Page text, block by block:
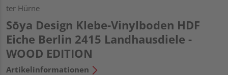
ter Hürne
Sōya Design Klebe-Vinylboden HDF
Eiche Berlin 2415 Landhausdiele -
WOOD EDITION
Artikelinformationen